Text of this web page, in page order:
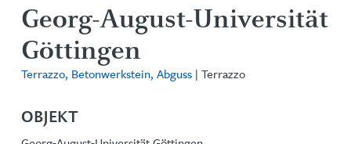
Georg-August-Universität
Göttingen
Terrazzo, Betonwerkstein, Abguss | Terrazzo
OBJEKT